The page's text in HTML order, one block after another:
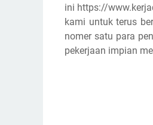
ini https://
kami untuk terus
nomer satu para
pekerjaan impian